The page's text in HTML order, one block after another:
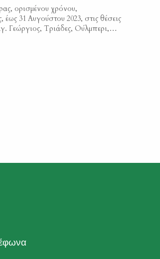
ορισμένου χρόνου,
31 Αυγούστου 2023, στις θέσεις
Γεώργιος, Τριάδες, Ούλμπερι,